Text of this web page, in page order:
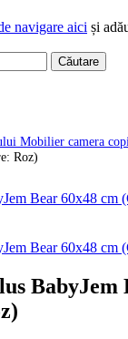
navigare aici și
Căutare
Mobilier camera
Roz)
Bear 60x48 cm
Bear 60x48 cm
BabyJem